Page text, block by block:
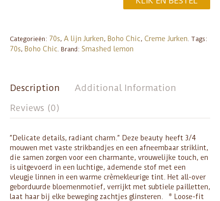
Categorieën: 70s, A lijn Jurken, Boho Chic, Creme Jurken. Tags:
70s, Boho Chic. Brand: Smashed lemon
Description
Additional Information
Reviews (0)
”Delicate details, radiant charm.” Deze beauty heeft 3/4
mouwen met vaste strikbandjes en een afneembaar striklint,
die samen zorgen voor een charmante, vrouwelijke touch, en
is uitgevoerd in een luchtige, ademende stof met een
vleugje linnen in een warme crèmekleurige tint. Het all-over
geborduurde bloemenmotief, verrijkt met subtiele pailletten,
laat haar bij elke beweging zachtjes glinsteren. * Loose-fit